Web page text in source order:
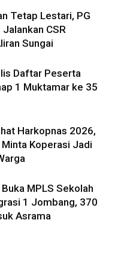
Tetap Lestari, PG
CSR
Sungai
Daftar Peserta
1 Muktamar ke 35
Harkopnas 2026,
Koperasi Jadi
MPLS Sekolah
1 Jombang, 370
Asrama